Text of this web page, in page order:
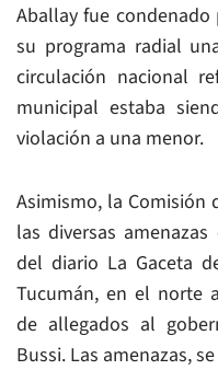
Aballay fue
su programa radial
circulación nacional
municipal estaba
violación a una menor.
Asimismo, la Comisión
las diversas
del diario La Gaceta
Tucumán, en el norte
de allegados al
Bussi. Las amenazas,